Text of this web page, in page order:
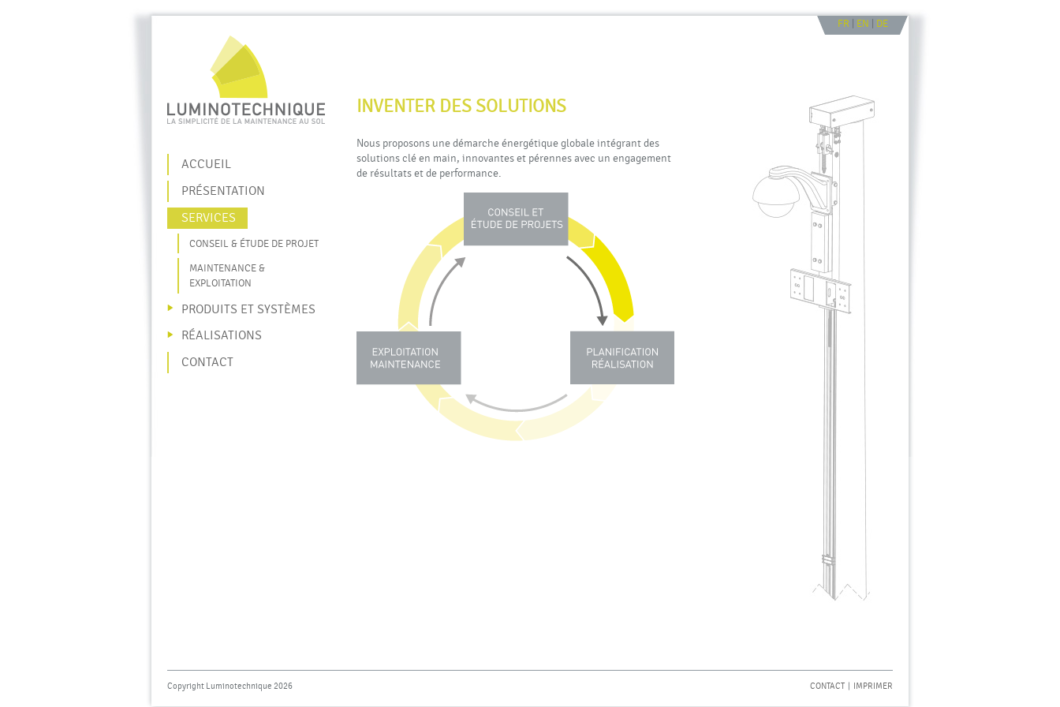
FR EN DE
ACCUEIL
PRÉSENTATION
SERVICES
CONSEIL & ÉTUDE DE PROJET
MAINTENANCE &
EXPLOITATION
PRODUITS ET SYSTÈMES
RÉALISATIONS
CONTACT
INVENTER DES SOLUTIONS
Nous proposons une démarche énergétique globale intégrant des
solutions clé en main, innovantes et pérennes avec un engagement
de résultats et de performance.
Copyright Luminotechnique 2026 CONTACT | IMPRIMER